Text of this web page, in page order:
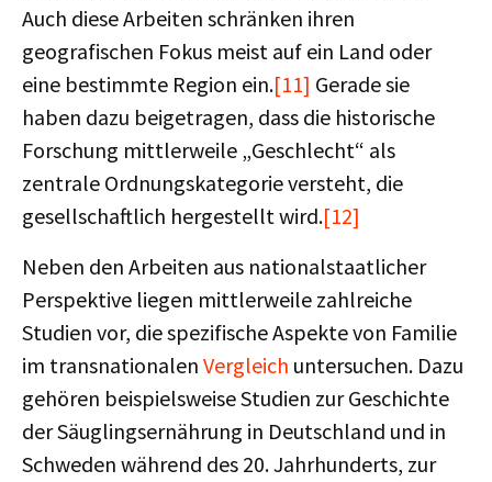
Auch diese Arbeiten schränken ihren
geografischen Fokus meist auf ein Land oder
eine bestimmte Region ein.[11] Gerade sie
haben dazu beigetragen, dass die historische
Forschung mittlerweile „Geschlecht“ als
zentrale Ordnungskategorie versteht, die
gesellschaftlich hergestellt wird.[12]
Neben den Arbeiten aus nationalstaatlicher
Perspektive liegen mittlerweile zahlreiche
Studien vor, die spezifische Aspekte von Familie
im transnationalen Vergleich untersuchen. Dazu
gehören beispielsweise Studien zur Geschichte
der Säuglingsernährung in Deutschland und in
Schweden während des 20. Jahrhunderts, zur